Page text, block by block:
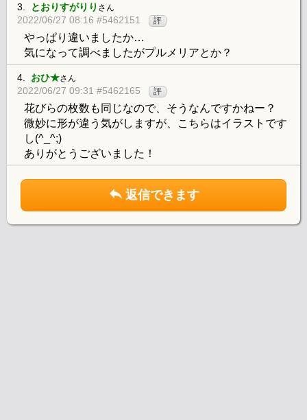
3. とおりすがりり さん
2022/06/27 08:16 #5462151 評
やっぱり違いましたか…
気になって調べましたがプルメリアとか？
4. おひ★さん
2022/06/27 09:31 #5462165 評
花びらの枚数も同じなので、そうなんですかねー？
微妙に形が違う気がしますが、こちらはイラストです
し(^_^;)
ありがとうございました！
返信できます